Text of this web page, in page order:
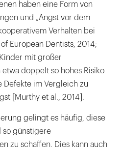
haben eine Form von
und „Angst vor dem
Verhalten bei
European Dentists, 2014;
mit großer
doppelt so hohes Risiko
Defekte im Vergleich zu
[Murthy et al., 2014].
gelingt es häufig, diese
so günstigere
zu schaffen. Dies kann auch